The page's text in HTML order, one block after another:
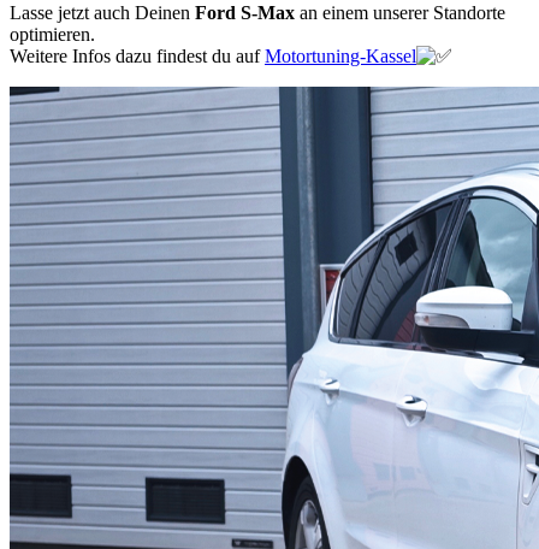
Lasse jetzt auch Deinen Ford S-Max an einem unserer Standorte
optimieren.
Weitere Infos dazu findest du aufMotortuning-Kassel